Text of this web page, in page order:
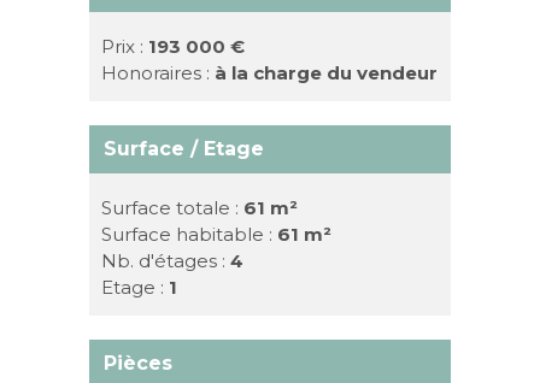
Prix : 193 000 €
Honoraires : à la charge du vendeur
Surface / Etage
Surface totale : 61 m²
Surface habitable : 61 m²
Nb. d'étages :4
Etage : 1
Pièces